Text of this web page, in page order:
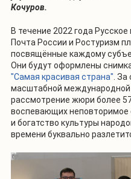
Кочуров.
В течение 2022 года
Почта России и Ростуризм
посвящённые каждому
Они будут оформлены
"Самая красивая страна" .
масштабной международной
рассмотрение жюри более
воспевающих
и богатство культуры
времени буквально